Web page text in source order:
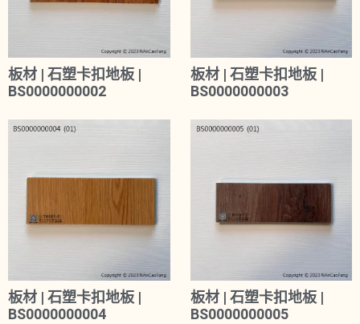
板材 | 石塑卡扣地板 |
BS0000000002
板材 | 石塑卡扣地板 |
BS0000000003
板材 | 石塑卡扣地板 |
BS0000000004
板材 | 石塑卡扣地板 |
BS0000000005